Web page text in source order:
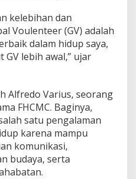
kelebihan dan
Voulenteer (GV) adalah
dalam hidup saya,
lebih awal,” ujar
Alfredo Varius, seorang
FHCMC. Baginya,
satu pengalaman
karena mampu
komunikasi,
budaya, serta